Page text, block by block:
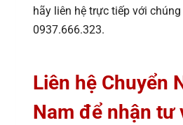
hãy liên hệ trực tiếp với
0937.666.323.
Liên hệ Chuyển
Nam để nhận tư